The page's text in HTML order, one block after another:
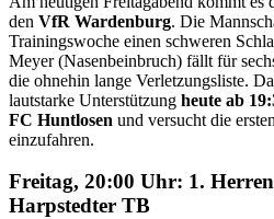
den VfR Wardenburg. Die
Trainingswoche einen schweren
Meyer (Nasenbeinbruch) fällt für
die ohnehin lange Verletzungsliste.
lautstarke Unterstützung heute ab
FC Huntlosen und versucht die
einzufahren.
Freitag, 20:00 Uhr: 1.
Harpstedter TB